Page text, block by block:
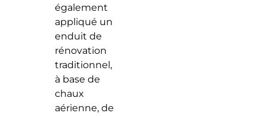
également
appliqué un
enduit de
rénovation
traditionnel,
à base de
chaux
aérienne, de